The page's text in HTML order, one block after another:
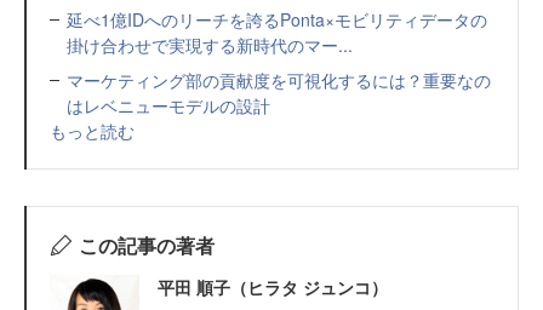
延べ1億IDへのリーチを誇るPonta×モビリティデータの
掛け合わせで実現する新時代のマー...
マーケティング部の貢献度を可視化するには？重要なの
はレベニューモデルの設計
もっと読む
この記事の著者
平田 順子（ヒラタ ジュンコ）